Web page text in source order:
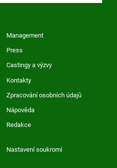
Management
Press
Castingy a výzvy
Kontakty
Zpracování osobních údajů
Nápověda
Redakce
Nastavení soukromí